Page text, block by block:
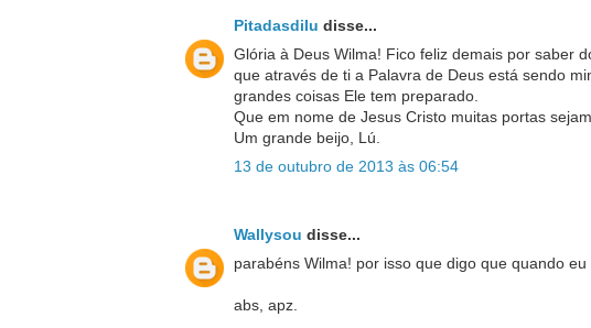
Pitadasdilu disse...
Glória à Deus Wilma! Fico feliz demais por saber
que através de ti a Palavra de Deus está sendo
grandes coisas Ele tem preparado.
Que em nome de Jesus Cristo muitas portas
Um grande beijo, Lú.
13 de outubro de 2013 às 06:54
Wallysou disse...
parabéns Wilma! por isso que digo que quando
abs, apz.